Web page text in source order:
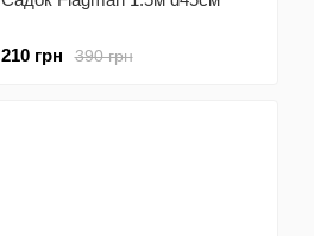
390 грн
210 грн